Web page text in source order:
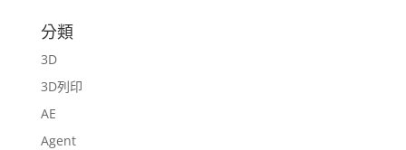
分類
3D
3D列印
AE
Agent